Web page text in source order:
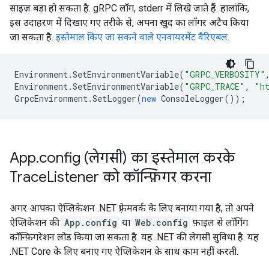
साइज़ बड़ा हो सकता है. gRPC लॉग, stderr में लिखे जाते हैं. हालांकि,
इस उदाहरण में दिखाए गए तरीके से, अपना खुद का लॉगर अटैच किया
जा सकता है. इस्तेमाल किए जा सकने वाले एनवायरमेंट वैरिएबल.
Environment.SetEnvironmentVariable( "GRPC_VERBOSITY"
Environment.SetEnvironmentVariable( "GRPC_TRACE" ,
GrpcEnvironment.SetLogger(new ConsoleLogger());
App.config (लेगसी) का इस्तेमाल करके
TraceListener को कॉन्फ़िगर करना
अगर आपका ऐप्लिकेशन .NET फ़्रेमवर्क के लिए बनाया गया है, तो अपने
ऐप्लिकेशन की App.config या Web.config फ़ाइल से लॉगिंग
कॉन्फ़िगरेशन लोड किया जा सकता है. यह .NET की लेगसी सुविधा है. यह
.NET Core के लिए बनाए गए ऐप्लिकेशन के साथ काम नहीं करती.